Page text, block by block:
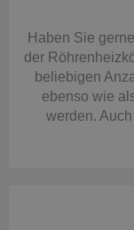
Haben Sie
der
beliebigen
ebenso wie
werden.